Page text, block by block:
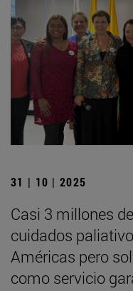
31 | 10 | 2025
Casi 3 millones
cuidados
Américas pero
como servicio